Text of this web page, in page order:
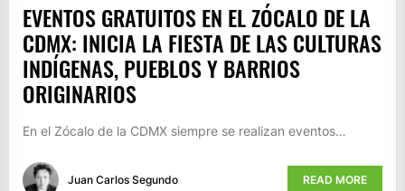
EVENTOS GRATUITOS EN EL ZÓCALO DE LA
CDMX: INICIA LA FIESTA DE LAS CULTURAS
INDÍGENAS, PUEBLOS Y BARRIOS
ORIGINARIOS
En el Zócalo de la CDMX siempre se realizan eventos…
Juan Carlos Segundo READ MORE